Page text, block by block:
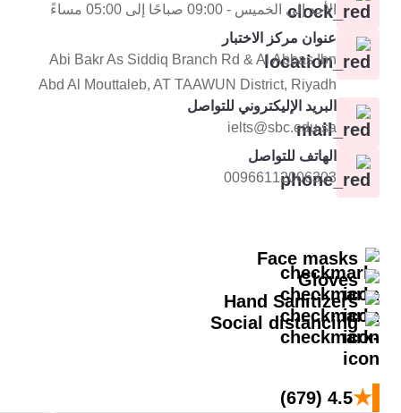
الأحد إلى الخميس - 09:00 صباحًا إلى 05:00 مساءً
عنوان مركز الاختبار
Abi Bakr As Siddiq Branch Rd & Al Abbas Ibn
Abd Al Mouttaleb, AT TAAWUN District, Riyadh
البريد الإليكتروني للتواصل
ielts@sbc.edu.sa
الهاتف للتواصل
00966112006303
Face masks
Gloves
Hand Sanitizers
Social distancing
★
4.5
(679)